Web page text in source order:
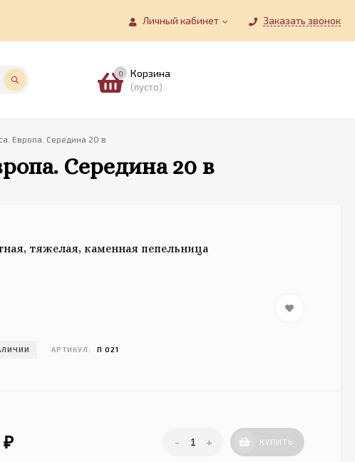
Личный кабинет Заказать звонок
0 Корзина
(пусто)
Европа. Середина 20 в
Середина 20 в
тяжелая, каменная пепельница
АРТИКУЛ: П 021
₽ - + КУПИТЬ